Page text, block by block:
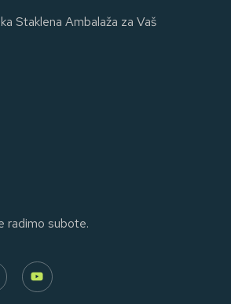
Staklena Ambalaža za Vaš
radimo subote.